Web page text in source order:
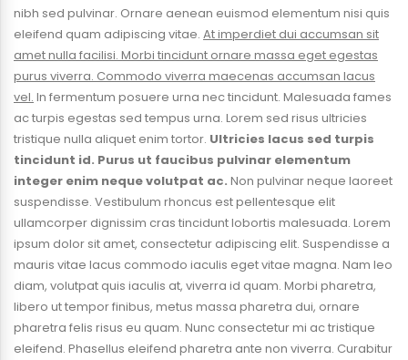
nibh sed pulvinar. Ornare aenean euismod elementum nisi quis
eleifend quam adipiscing vitae. At imperdiet dui accumsan sit
amet nulla facilisi. Morbi tincidunt ornare massa eget egestas
purus viverra. Commodo viverra maecenas accumsan lacus
vel. In fermentum posuere urna nec tincidunt. Malesuada fames
ac turpis egestas sed tempus urna. Lorem sed risus ultricies
tristique nulla aliquet enim tortor. Ultricies lacus sed turpis
tincidunt id. Purus ut faucibus pulvinar elementum
integer enim neque volutpat ac. Non pulvinar neque laoreet
suspendisse. Vestibulum rhoncus est pellentesque elit
ullamcorper dignissim cras tincidunt lobortis malesuada. Lorem
ipsum dolor sit amet, consectetur adipiscing elit. Suspendisse a
mauris vitae lacus commodo iaculis eget vitae magna. Nam leo
diam, volutpat quis iaculis at, viverra id quam. Morbi pharetra,
libero ut tempor finibus, metus massa pharetra dui, ornare
pharetra felis risus eu quam. Nunc consectetur mi ac tristique
eleifend. Phasellus eleifend pharetra ante non viverra. Curabitur